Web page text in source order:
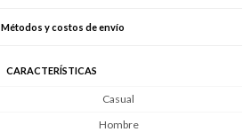
Métodos y costos de envío
CARACTERÍSTICAS
Casual
Hombre